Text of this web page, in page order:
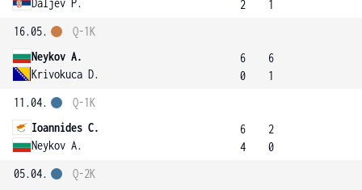
2
1
16.05.
Neykov A.
Krivokuca D.
Q-1K
6
0
6
1
11.04.
Ioannides C.
Neykov A.
Q-1K
6
4
2
0
05.04.
Q-2K